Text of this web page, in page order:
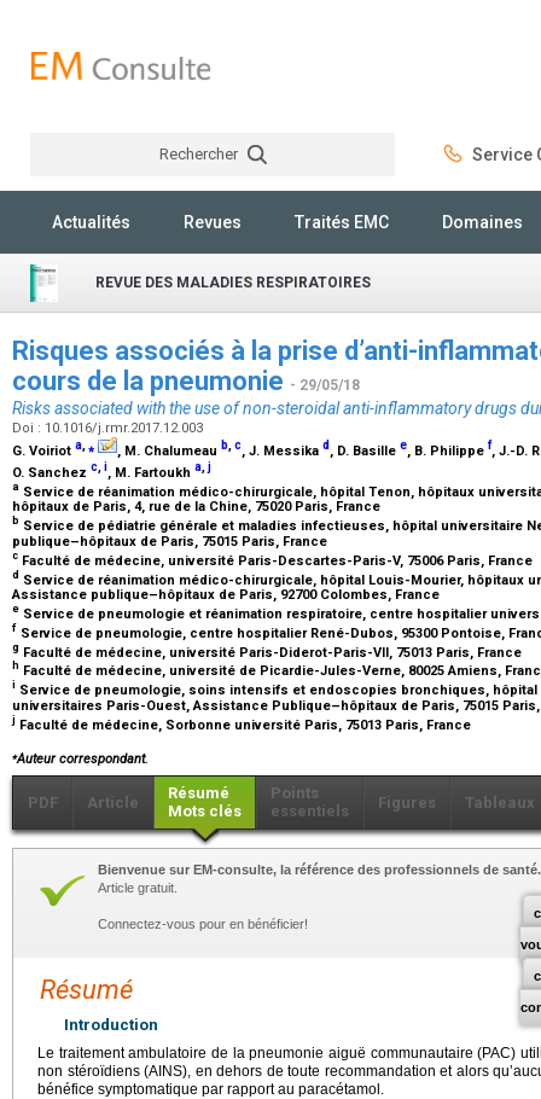
Rechercher Service
Actualités Revues Traités EMC Domaines
REVUE DES MALADIES RESPIRATOIRES
Risques associés à la prise d’anti-
cours de la pneumonie - 29/05/18
Risks associated with the use of non-steroidal anti-inflammatory drugs
Doi : 10.1016/j.rmr.2017.12.003
G. Voiriot a,⁎ , M. Chalumeau b,c, J. Messika d , D. Basille e, B. Philippe f, J.-D.
O. Sanchez c i, M. Fartoukh a j
a Service de réanimation médico-chirurgicale, hôpital Tenon, hôpitaux
hôpitaux de Paris, 4, rue de la Chine, 75020 Paris, France
b Service de pédiatrie générale et maladies infectieuses, hôpital universitaire
publique–hôpitaux de Paris, 75015 Paris, France
c Faculté de médecine, université Paris-Descartes-Paris-V, 75006 Paris, France
d Service de réanimation médico-chirurgicale, hôpital Louis-Mourier, hôpitaux
Assistance publique–hôpitaux de Paris, 92700 Colombes, France
e Service de pneumologie et réanimation respiratoire, centre hospitalier
f Service de pneumologie, centre hospitalier René-Dubos, 95300 Pontoise,
g Faculté de médecine, université Paris-Diderot-Paris-VII, 75013 Paris, France
h Faculté de médecine, université de Picardie-Jules-Verne, 80025 Amiens,
i Service de pneumologie, soins intensifs et endoscopies bronchiques,
universitaires Paris-Ouest, Assistance Publique–hôpitaux de Paris, 75015
j Faculté de médecine, Sorbonne université Paris, 75013 Paris, France
⁎Auteur correspondant.
PDF Article
Résumé
Mots clés
Points
essentiels
Figures Tableaux
Bienvenue sur EM-consulte, la référence des professionnels de santé.
Article gratuit.
Connectez-vous pour en bénéficier!
Résumé
Introduction
Le traitement ambulatoire de la pneumonie aiguë communautaire (PAC)
non stéroïdiens (AINS), en dehors de toute recommandation et alors
bénéfice symptomatique par rapport au paracétamol.